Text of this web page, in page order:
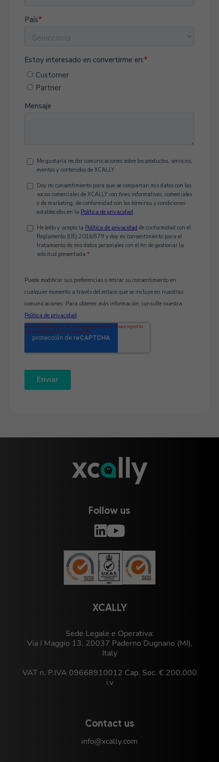
XCALLY
Sede Legale e Operativa:
Via I Maggio 13, 20037 Paderno Dugnano (MI),
Italy
VAT n. P.IVA 09668910012 Cap. Soc. € 200.000
i.v
Contact us
info@xcally.com
Follow us